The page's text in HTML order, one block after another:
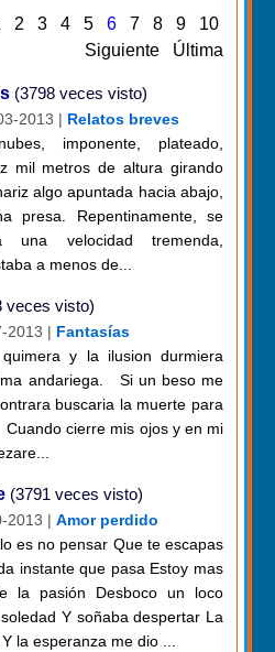
2 3 4 5 6 7 8 9
10
Siguiente
Última
(3798 veces visto)
2013 | Relatos breves
imponente, plateado,
mil metros de altura girando
algo apuntada hacia abajo,
presa. Repentinamente, se
velocidad tremenda,
a menos de...
veces visto)
2013 | Fantasías
y la ilusion durmiera
andariega. Si un beso me
buscaria la muerte para
cierre mis ojos y en mi
(3791 veces visto)
2013 | Amor perdido
es no pensar Que te escapas
instante que pasa Estoy mas
la pasión Desboco un loco
Y soñaba despertar La
la esperanza me dio ...